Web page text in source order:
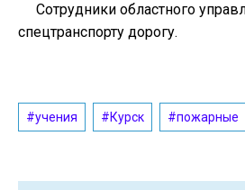
Сотрудники областного
спецтранспорту дорогу.
#учения #Курск #пожарные